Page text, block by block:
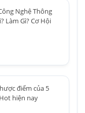
Nghệ Thông
Làm Gì? Cơ Hội
điểm của 5
hiện nay